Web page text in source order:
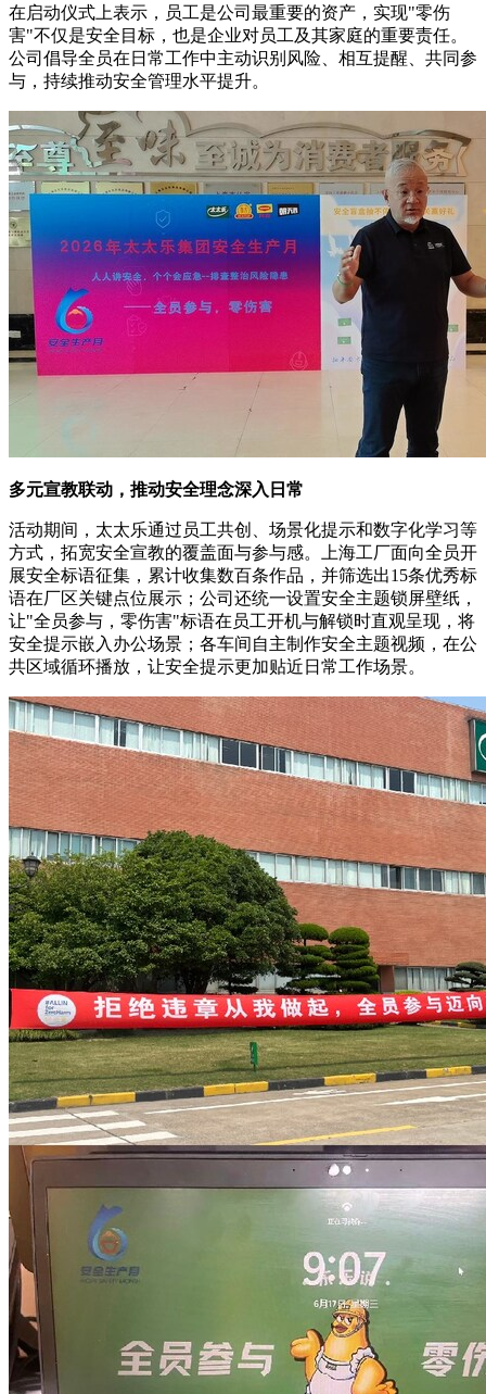
在启动仪式上表示，员工是公司最重要的资产，实现"零伤
害"不仅是安全目标，也是企业对员工及其家庭的重要责任。
公司倡导全员在日常工作中主动识别风险、相互提醒、共同参
与，持续推动安全管理水平提升。
多元宣教联动，推动安全理念深入日常
活动期间，太太乐通过员工共创、场景化提示和数字化学习等
方式，拓宽安全宣教的覆盖面与参与感。上海工厂面向全员开
展安全标语征集，累计收集数百条作品，并筛选出15条优秀标
语在厂区关键点位展示；公司还统一设置安全主题锁屏壁纸，
让"全员参与，零伤害"标语在员工开机与解锁时直观呈现，将
安全提示嵌入办公场景；各车间自主制作安全主题视频，在公
共区域循环播放，让安全提示更加贴近日常工作场景。